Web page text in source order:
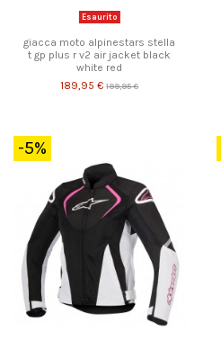
Esaurito
giacca moto alpinestars stella
t gp plus r v2 air jacket black
white red
189,95 € 199,95 €
-5%